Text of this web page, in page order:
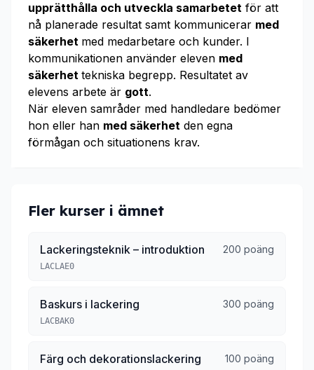
upprätthålla och utveckla samarbetet för att
nå planerade resultat samt kommunicerar med
säkerhet med medarbetare och kunder. I
kommunikationen använder eleven med
säkerhet tekniska begrepp. Resultatet av
elevens arbete är gott.
När eleven samråder med handledare bedömer
hon eller han med säkerhet den egna
förmågan och situationens krav.
Fler kurser i ämnet
Lackeringsteknik – introduktion 200 poäng
LACLAE0
Baskurs i lackering 300 poäng
LACBAK0
Färg och dekorationslackering 100 poäng